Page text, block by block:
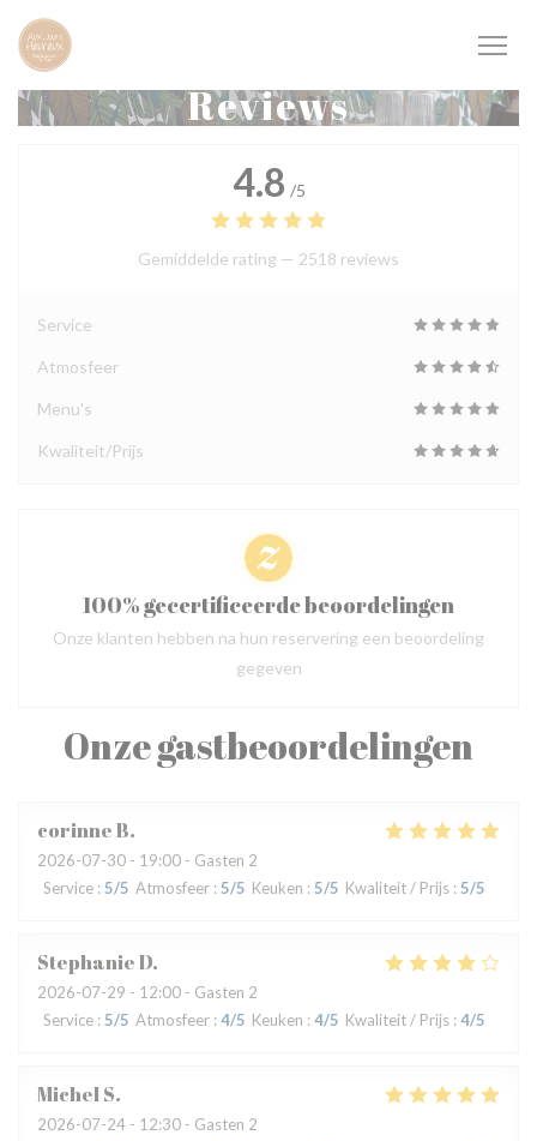
Cookies beheer paneel
Reviews
Onze gastbeoordelingen
corinneB
2026-07-30 - 19:00 - Gasten 2
Service : 5/5 Atmosfeer : 5/5 Keuken : 5/5 Kwaliteit / Prijs : 5/5
StephanieD
2026-07-29 - 12:00 - Gasten 2
Service : 5/5 Atmosfeer : 4/5 Keuken : 4/5 Kwaliteit / Prijs : 4/5
MichelS
2026-07-24 - 12:30 - Gasten 2
4.8 /5
Gemiddelde rating — 2518 reviews
Service
Atmosfeer
Menu's
Kwaliteit/Prijs
100% gecertificeerde beoordelingen
Onze klanten hebben na hun reservering een beoordeling
gegeven